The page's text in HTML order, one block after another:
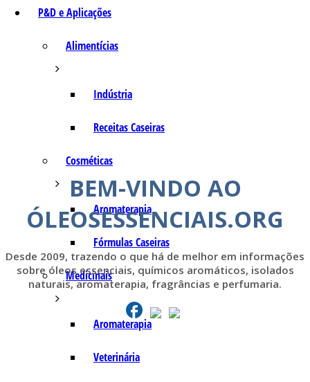
P&D e Aplicações
Alimentícias
Indústria
Receitas Caseiras
Cosméticas
Aromaterapia
Fórmulas Caseiras
Medicinais
Aromaterapia
Veterinária
BEM-VINDO AO
ÓLEOSESSENCIAIS.ORG
Desde 2009, trazendo o que há de melhor em informações
sobre óleos essenciais, químicos aromáticos, isolados
naturais, aromaterapia, fragrâncias e perfumaria.